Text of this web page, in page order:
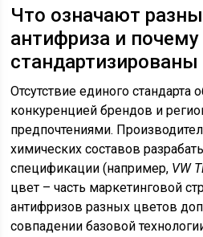
Что означают
антифриза и почему
стандартизированы
Отсутствие единого стандарта
конкуренцией брендов и
предпочтениями.
химических составов
спецификации (например, VW
цвет – часть маркетинговой
антифризов разных цветов
совпадении базовой